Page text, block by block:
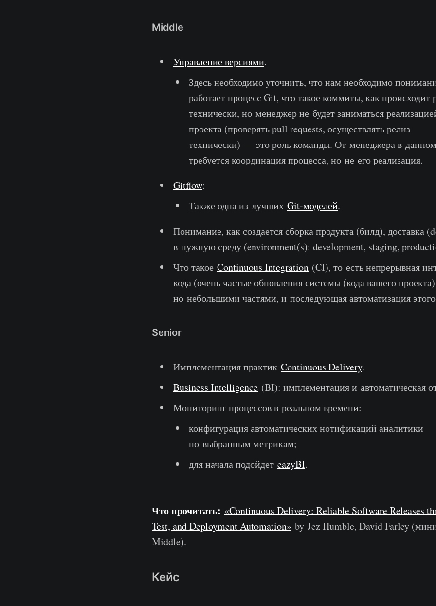
Middle
Управление версиями.
Здесь необходимо уточнить, что нам необходимо
работает процесс Git, что такое коммиты, как происходит
технически, но менеджер не будет заниматься
проекта (проверять pull requests, осуществлять релиз
технически) — это роль команды. От менеджера в
требуется координация процесса, но не его реализация.
Gitflow:
Также одна из лучших Git-моделей.
Понимание, как создается сборка продукта (билд), доставка
в нужную среду (environment(s): development, staging,
Что такое Continuous Integration (CI), то есть непрерывная
кода (очень частые обновления системы (кода вашего
но небольшими частями, и последующая автоматизация
Senior
Имплементация практик Continuous Delivery.
Business Intelligence (BI): имплементация и автоматическая
Мониторинг процессов в реальном времени:
конфигурация автоматических нотификаций аналитики
по выбранным метрикам;
для начала подойдет eazyBI.
Что прочитать: «Continuous Delivery: Reliable Software Releases
Test, and Deployment Automation» by Jez Humble, David Farley
Middle).
Кейс